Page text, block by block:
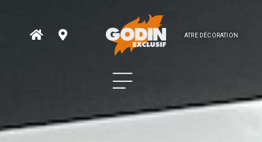
ATRE DÉCORATION